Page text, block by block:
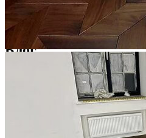
Услуги по реставрации паркета
1 500 ₽
Блог
Интересные статьи о паркете
ВИДЕО-ИНСТРУКЦИЯ:
покрытые маслом и твердым